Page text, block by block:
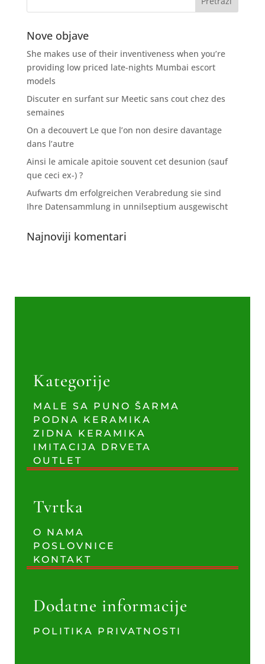
Nove objave
She makes use of their inventiveness when you’re
providing low priced late-nights Mumbai escort
models
Discuter en surfant sur Meetic sans cout chez des
semaines
On a decouvert Le que l’on non desire davantage
dans l’autre
Ainsi le amicale apitoie souvent cet desunion (sauf
que ceci ex-) ?
Aufwarts dm erfolgreichen Verabredung sie sind
Ihre Datensammlung in unnilseptium ausgewischt
Najnoviji komentari
Kategorije
MALE SA PUNO ŠARMA
PODNA KERAMIKA
ZIDNA KERAMIKA
IMITACIJA DRVETA
OUTLET
Tvrtka
O NAMA
POSLOVNICE
KONTAKT
Dodatne informacije
POLITIKA PRIVATNOSTI